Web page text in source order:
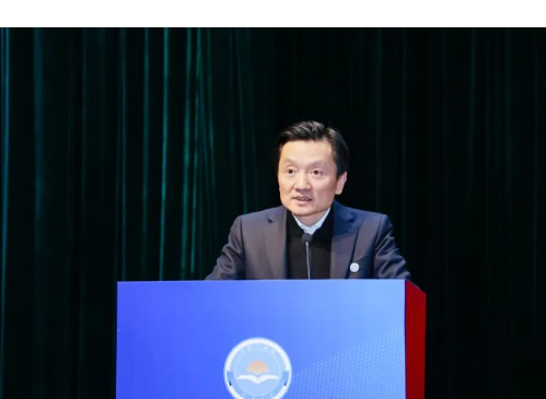
民营企业家是高新区
财富，应深入学习宣传贯彻好二十大精神，始终与党委政府同心同向同
与滨江的改革发展稳定的大局紧密结合起来，用好“亲清直通车·政企恳
别议事厅”等载体，积极建言资政、参政议政，积极承担社会责任，一
，增强先富带后富，促进共同富裕的责任感和使命感。
要主动作为、奋楫前行，谱写工商联事业新篇章。工商联是党和政府联
士的桥梁纽带，要紧紧围绕党委政府的中心工作，紧扣“两个健康”工作
个“好”打造新时代“民营经济人士之家”。工商联要把学习宣传贯彻党的
要政治任务，做好”店小二“为企业家提供好服务。纵深推进清廉民企建
建设的滨江标准，依法维护民营企业和民营企业家的合法权益，助力构